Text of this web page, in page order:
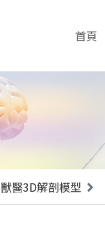
首頁
獸醫3D解剖模型